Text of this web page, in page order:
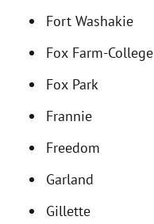
Fort Washakie
Fox Farm-College
Fox Park
Frannie
Freedom
Garland
Gillette